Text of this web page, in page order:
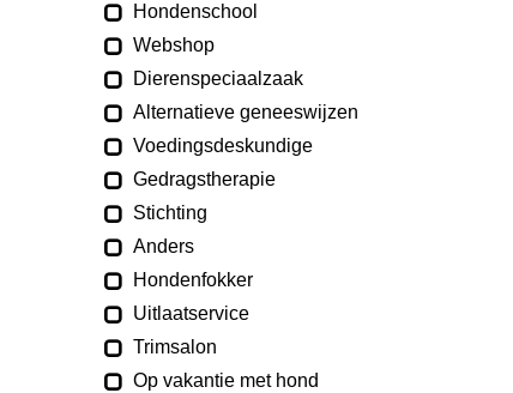
Hondenschool
Webshop
Dierenspeciaalzaak
Alternatieve geneeswijzen
Voedingsdeskundige
Gedragstherapie
Stichting
Anders
Hondenfokker
Uitlaatservice
Trimsalon
Op vakantie met hond